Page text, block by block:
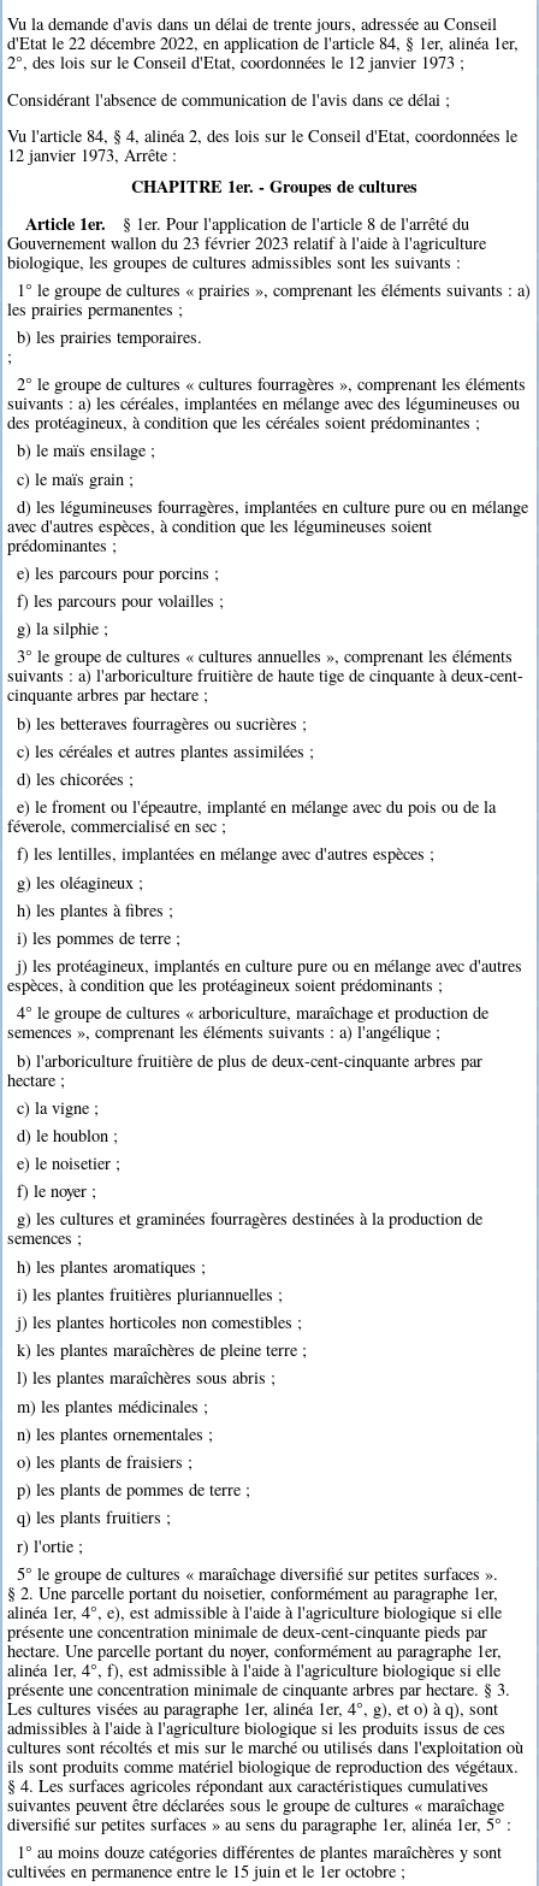
Vu la demande d'avis dans un délai de trente jours, adressée au Conseil
d'Etat le 22 décembre 2022, en application de l'article 84, § 1er, alinéa 1er,
2°, des lois sur le Conseil d'Etat, coordonnées le 12 janvier 1973 ;
Considérant l'absence de communication de l'avis dans ce délai ;
Vu l'article 84, § 4, alinéa 2, des lois sur le Conseil d'Etat, coordonnées le
12 janvier 1973, Arrête :
CHAPITRE 1er. - Groupes de cultures
Article 1er.
§ 1er. Pour l'application de l'article 8 de l'arrêté du
Gouvernement wallon du 23 février 2023 relatif à l'aide à l'agriculture
biologique, les groupes de cultures admissibles sont les suivants :
1° le groupe de cultures « prairies », comprenant les éléments suivants : a)
les prairies permanentes ;
b) les prairies temporaires.
;
2° le groupe de cultures « cultures fourragères », comprenant les éléments
suivants : a) les céréales, implantées en mélange avec des légumineuses ou
des protéagineux, à condition que les céréales soient prédominantes ;
b) le maïs ensilage ;
c) le maïs grain ;
d) les légumineuses fourragères, implantées en culture pure ou en mélange
avec d'autres espèces, à condition que les légumineuses soient
prédominantes ;
e) les parcours pour porcins ;
f) les parcours pour volailles ;
g) la silphie ;
3° le groupe de cultures « cultures annuelles », comprenant les éléments
suivants : a) l'arboriculture fruitière de haute tige de cinquante à deux-cent-
cinquante arbres par hectare ;
b) les betteraves fourragères ou sucrières ;
c) les céréales et autres plantes assimilées ;
d) les chicorées ;
e) le froment ou l'épeautre, implanté en mélange avec du pois ou de la
féverole, commercialisé en sec ;
f) les lentilles, implantées en mélange avec d'autres espèces ;
g) les oléagineux ;
h) les plantes à fibres ;
i) les pommes de terre ;
j) les protéagineux, implantés en culture pure ou en mélange avec d'autres
espèces, à condition que les protéagineux soient prédominants ;
4° le groupe de cultures « arboriculture, maraîchage et production de
semences », comprenant les éléments suivants : a) l'angélique ;
b) l'arboriculture fruitière de plus de deux-cent-cinquante arbres par
hectare ;
c) la vigne ;
d) le houblon ;
e) le noisetier ;
f) le noyer ;
g) les cultures et graminées fourragères destinées à la production de
semences ;
h) les plantes aromatiques ;
i) les plantes fruitières pluriannuelles ;
j) les plantes horticoles non comestibles ;
k) les plantes maraîchères de pleine terre ;
l) les plantes maraîchères sous abris ;
m) les plantes médicinales ;
n) les plantes ornementales ;
o) les plants de fraisiers ;
p) les plants de pommes de terre ;
q) les plants fruitiers ;
r) l'ortie ;
5° le groupe de cultures « maraîchage diversifié sur petites surfaces ».
§ 2. Une parcelle portant du noisetier, conformément au paragraphe 1er,
alinéa 1er, 4°, e), est admissible à l'aide à l'agriculture biologique si elle
présente une concentration minimale de deux-cent-cinquante pieds par
hectare. Une parcelle portant du noyer, conformément au paragraphe 1er,
alinéa 1er, 4°, f), est admissible à l'aide à l'agriculture biologique si elle
présente une concentration minimale de cinquante arbres par hectare. § 3.
Les cultures visées au paragraphe 1er, alinéa 1er, 4°, g), et o) à q), sont
admissibles à l'aide à l'agriculture biologique si les produits issus de ces
cultures sont récoltés et mis sur le marché ou utilisés dans l'exploitation où
ils sont produits comme matériel biologique de reproduction des végétaux.
§ 4. Les surfaces agricoles répondant aux caractéristiques cumulatives
suivantes peuvent être déclarées sous le groupe de cultures « maraîchage
diversifié sur petites surfaces » au sens du paragraphe 1er, alinéa 1er, 5° :
1° au moins douze catégories différentes de plantes maraîchères y sont
cultivées en permanence entre le 15 juin et le 1er octobre ;